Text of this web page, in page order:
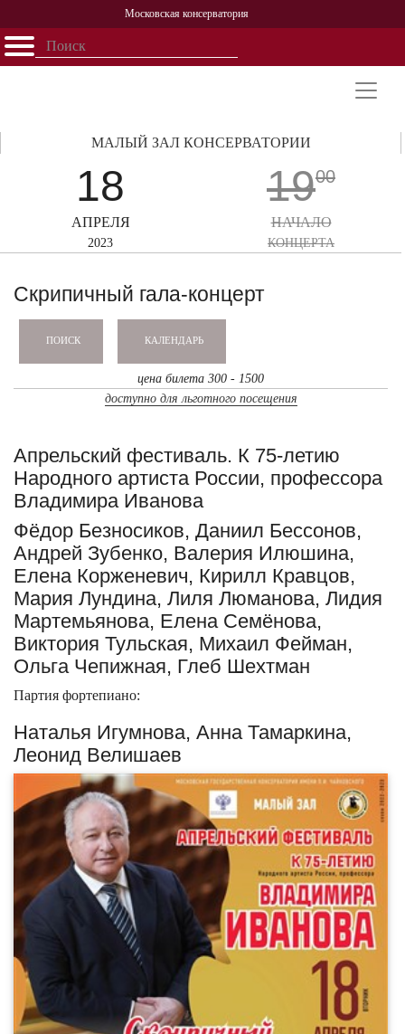
Московская консерватория
Открыть - закрыть
Персоналии
История
18
АПРЕЛЯ
2023
МАЛЫЙ ЗАЛ КОНСЕРВАТОРИИ
1900
НАЧАЛО
КОНЦЕРТА
Скрипичный гала-концерт
ПОИСК КАЛЕНДАРЬ
цена билета 300 - 1500
доступно для льготного посещения
Апрельский фестиваль. К 75-летию
Народного артиста России, профессора
Владимира Иванова
Фёдор Безносиков, Даниил Бессонов,
Андрей Зубенко, Валерия Илюшина,
Елена Корженевич, Кирилл Кравцов,
Мария Лундина, Лиля Люманова, Лидия
Мартемьянова, Елена Семёнова,
Виктория Тульская, Михаил Фейман,
Ольга Чепижная, Глеб Шехтман
Партия фортепиано:
Наталья Игумнова, Анна Тамаркина,
Леонид Велишаев